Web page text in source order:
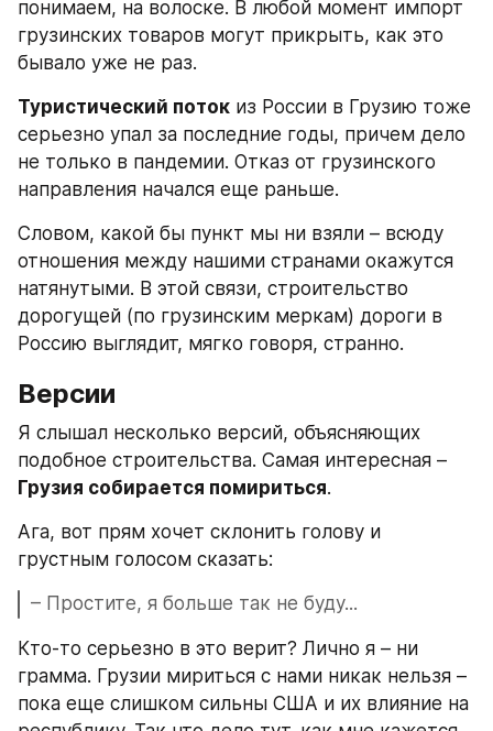
понимаем, на волоске. В любой момент импорт
грузинских товаров могут прикрыть, как это
бывало уже не раз.
Туристический поток из России в Грузию тоже
серьезно упал за последние годы, причем дело
не только в пандемии. Отказ от грузинского
направления начался еще раньше.
Словом, какой бы пункт мы ни взяли – всюду
отношения между нашими странами окажутся
натянутыми. В этой связи, строительство
дорогущей (по грузинским меркам) дороги в
Россию выглядит, мягко говоря, странно.
Версии
Я слышал несколько версий, объясняющих
Грузия собирается помириться.
Ага, вот прям хочет склонить голову и
грустным голосом сказать:
– Простите, я больше так не буду...
Кто-то серьезно в это верит? Лично я – ни
грамма. Грузии мириться с нами никак нельзя –
пока еще слишком сильны США и их влияние на